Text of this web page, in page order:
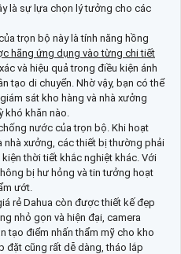
là sự lựa chọn lý tưởng cho các
trọn bộ này là tính năng hồng
hãng ứng dụng vào từng chi tiết
và hiệu quả trong điều kiện ánh
tạo di chuyển. Nhờ vậy, bạn có thể
sát kho hàng và nhà xưởng
khăn nào.
nước của trọn bộ. Khi hoạt
xưởng, các thiết bị thường phải
thời tiết khắc nghiệt khác. Với
bị hư hỏng và tin tưởng hoạt
ướt.
rẻ Dahua còn được thiết kế đẹp
nhỏ gọn và hiện đại, camera
tạo điểm nhấn thẩm mỹ cho kho
đặt cũng rất dễ dàng, tháo lắp